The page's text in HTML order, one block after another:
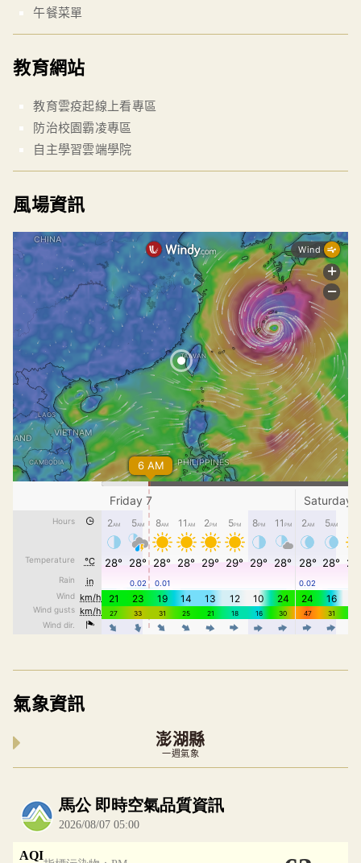
午餐菜單
教育網站
教育雲疫起線上看專區
防治校園霸凌專區
自主學習雲端學院
風場資訊
氣象資訊
澎湖縣
一週氣象
內嵌空氣品質小工具為視覺預覽，完整即時空